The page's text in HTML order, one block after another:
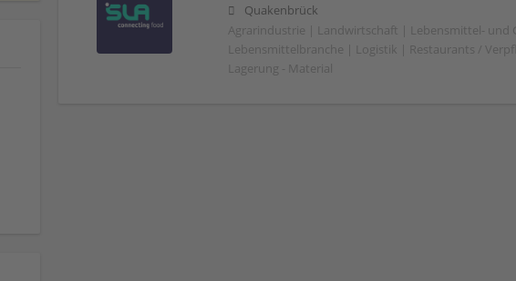
Quakenbrück
Agrarindustrie | Landwirtschaft | Lebensmittel- und
Lebensmittelbranche | Logistik | Restaurants /
Lagerung - Material